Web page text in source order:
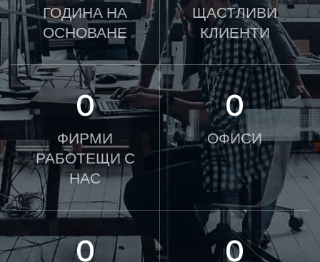
ГОДИНА НА
ОСНОВАНЕ
ЩАСТЛИВИ
КЛИЕНТИ
0
ФИРМИ
РАБОТЕЩИ С
НАС
0
ОФИСИ
0 0